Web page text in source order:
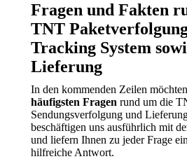
Fragen und Fakten
TNT
Tracking System
Lieferung
In den kommenden Zeilen
häufigsten Fragen rund um die
Sendungsverfolgung und
beschäftigen uns ausführlich mit
und liefern Ihnen zu jeder Frage
hilfreiche Antwort.